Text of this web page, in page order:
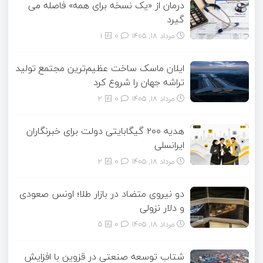
درمان از «یک نسخه برای همه» فاصله می
گیرد
مرداد ۱۸, ۱۴۰۵ 1
ایلان ماسک ساخت عظیم‌ترین مجتمع تولید
تراشه جهان را شروع کرد
مرداد ۱۸, ۱۴۰۵ 2
هدیه ۲۰۰ گیگابایتی دولت برای خبرنگاران
ایرانسلی
مرداد ۱۸, ۱۴۰۵ 2
دو نیروی متضاد در بازار طلا؛ اونس صعودی
و دلار نزولی
مرداد ۱۸, ۱۴۰۵ 5
شتاب توسعه صنعتی در قزوین با افزایش